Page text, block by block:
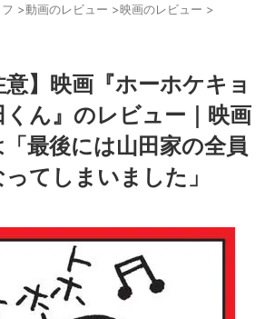
>動画のレビュー >映画のレビュー >
意】映画『ホーホケキョ
くん』のレビュー｜映画
最後には山田家の全員
てしまいました」